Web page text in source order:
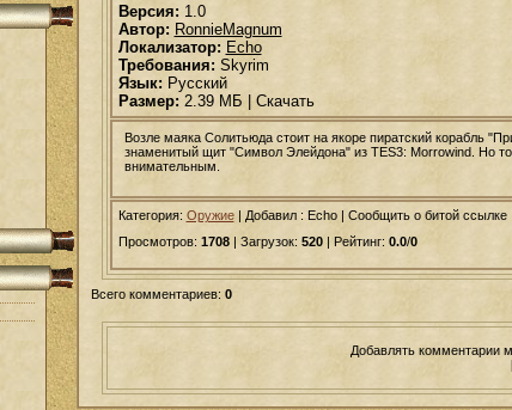
Версия: 1.0
Автор: RonnieMagnum
Локализатор: Echo
Требования: Skyrim
Язык: Русский
Размер: 2.39 МБ | Скачать
Возле маяка Солитьюда стоит на якоре пиратский корабль
знаменитый щит "Символ Элейдона" из TES3: Morrowind. Но
внимательным.
Категория: Оружие| Добавил : Echo | Сообщить о битой ссылке
Просмотров: 1708| Загрузок: 520| Рейтинг: 0.0/0
Всего комментариев: 0
Добавлять комментарии